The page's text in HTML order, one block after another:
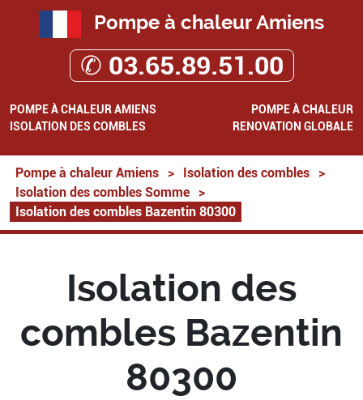
Pompe à chaleur Amiens
✆ 03.65.89.51.00
POMPE À CHALEUR AMIENS
POMPE À CHALEUR
ISOLATION DES COMBLES
RENOVATION GLOBALE
Pompe à chaleur Amiens > Isolation des combles
>
Isolation des combles Somme
>
Isolation des combles Bazentin 80300
Isolation des
combles Bazentin
80300